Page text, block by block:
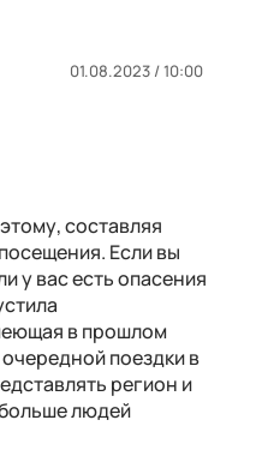
01.08.2023 / 10:00
составляя
Если вы
у вас есть опасения
в прошлом
поездки в
регион и
людей